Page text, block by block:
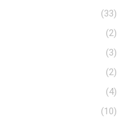
(33)
(2)
(3)
(2)
(4)
(10)